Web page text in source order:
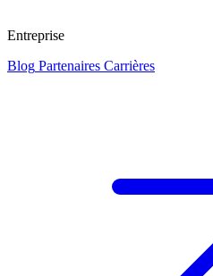
Entreprise
Blog Partenaires Carrières